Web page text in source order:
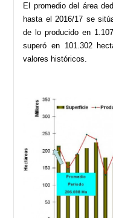
El promedio del área
hasta el 2016/17 se
de lo producido en
superó en 101.302
valores históricos.